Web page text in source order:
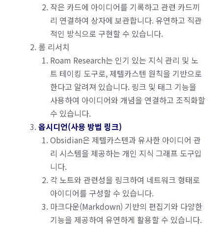
작은 카드에 아이디어를 기록하고 관련 카드끼
리 연결하여 상자에 보관합니다. 유연하고 직관
적인 방식으로 구현할 수 있습니다.
롬 리서치
Roam Research는 인기 있는 지식 관리 및 노
트 테이킹 도구로, 제텔카스텐 원칙을 기반으로
한다고 알려져 있습니다. 링크 및 태그 기능을
사용하여 아이디어와 개념을 연결하고 조직화할
수 있습니다.
옵시디언(사용 방법 링크)
Obsidian은 제텔카스텐과 유사한 아이디어 관
리 시스템을 제공하는 개인 지식 그래프 도구입
니다.
각 노트와 관련성을 링크하여 네트워크 형태로
아이디어를 구성할 수 있습니다.
마크다운(Markdown) 기반의 편집기와 다양한
기능을 제공하여 유연하게 활용할 수 있습니다.